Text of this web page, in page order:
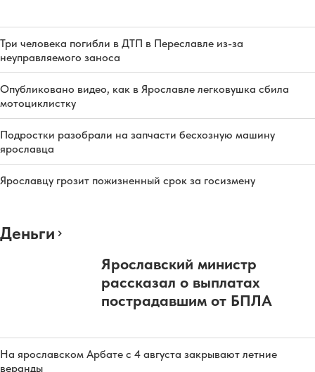
Три человека погибли в ДТП в Переславле из-за
неуправляемого заноса
Опубликовано видео, как в Ярославле легковушка сбила
мотоциклистку
Подростки разобрали на запчасти бесхозную машину
ярославца
Ярославцу грозит пожизненный срок за госизмену
Деньги
Ярославский министр
рассказал о выплатах
пострадавшим от БПЛА
На ярославском Арбате с 4 августа закрывают летние
веранды